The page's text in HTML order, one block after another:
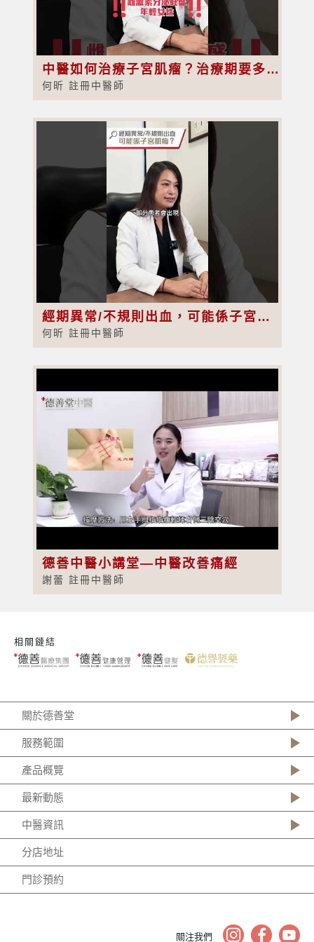
中醫如何治療子宮肌瘤？治療期要多久？
何昕 註冊中醫師
經期異常/不規則出血，可能係子宮肌瘤？OL是子宮肌瘤高發人群？
何昕 註冊中醫師
德善中醫小講堂—中醫改善痛經
謝蕾 註冊中醫師
相關鏈結
關於德善堂
服務範圍
產品概覽
最新動態
中醫資訊
分店地址
門診預約
關注我們